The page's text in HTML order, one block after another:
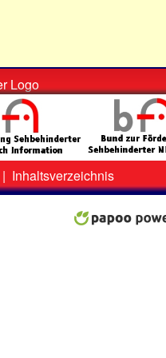
Logo
| Inhaltsverzeichnis